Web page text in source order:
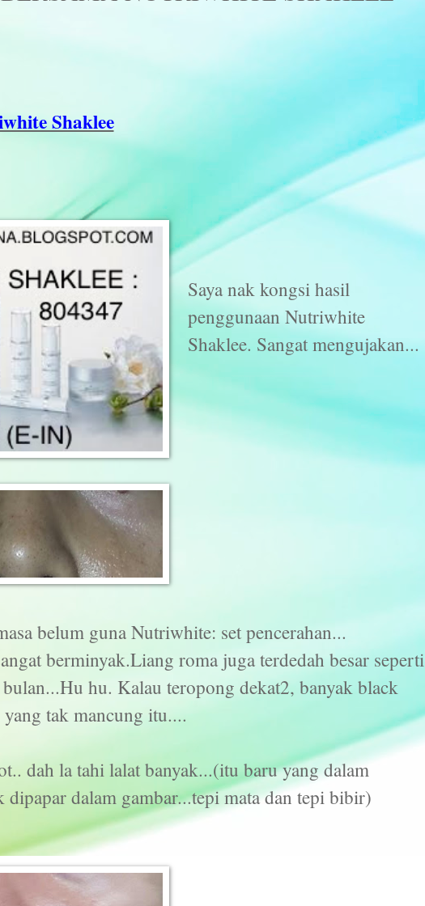
Shaklee
Saya nak kongsi hasil
penggunaan Nutriwhite
Shaklee. Sangat mengujakan...
belum guna Nutriwhite: set pencerahan...
berminyak.Liang roma juga terdedah besar seperti
hu. Kalau teropong dekat2, banyak black
tak mancung itu....
dah la tahi lalat banyak...(itu baru yang dalam
dipapar dalam gambar...tepi mata dan tepi bibir)